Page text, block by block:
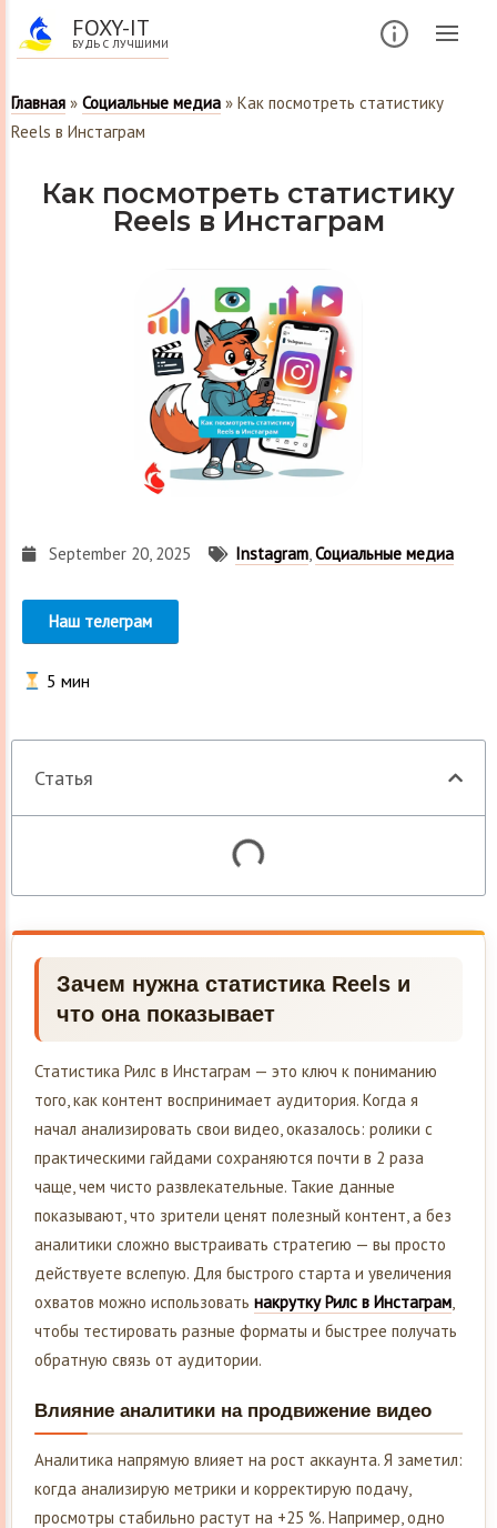
FOXY-IT
БУДЬ С ЛУЧШИМИ
Главная » Социальные медиа » Как посмотреть статистику
Reels в Инстаграм
Как посмотреть статистику
Reels в Инстаграм
September 20, 2025 Instagram Социальные медиа
Наш телеграм
5 мин
Статья
Зачем нужна статистика Reels и
что она показывает
Статистика Рилс в Инстаграм — это ключ к пониманию
того, как контент воспринимает аудитория. Когда я
начал анализировать свои видео, оказалось: ролики с
практическими гайдами сохраняются почти в 2 раза
чаще, чем чисто развлекательные. Такие данные
показывают, что зрители ценят полезный контент, а без
аналитики сложно выстраивать стратегию — вы просто
действуете вслепую. Для быстрого старта и увеличения
охватов можно использовать накрутку Рилс в Инстаграм,
чтобы тестировать разные форматы и быстрее получать
обратную связь от аудитории.
Влияние аналитики на продвижение видео
Аналитика напрямую влияет на рост аккаунта. Я заметил:
когда анализирую метрики и корректирую подачу,
просмотры стабильно растут на +25 %. Например, одно